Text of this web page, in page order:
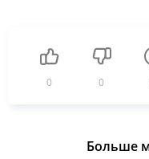
0 0
Больше